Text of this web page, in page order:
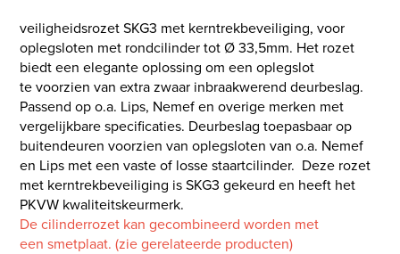
veiligheidsrozet SKG3 met kerntrekbeveiliging, voor
oplegsloten met rondcilinder tot Ø 33,5mm. Het rozet
biedt een elegante oplossing om een oplegslot
te voorzien van extra zwaar inbraakwerend deurbeslag.
Passend op o.a. Lips, Nemef en overige merken met
vergelijkbare specificaties. Deurbeslag toepasbaar op
buitendeuren voorzien van oplegsloten van o.a. Nemef
en Lips met een vaste of losse staartcilinder. Deze rozet
met kerntrekbeveiliging is SKG3 gekeurd en heeft het
PKVW kwaliteitskeurmerk.
De cilinderrozet kan gecombineerd worden met
een smetplaat. (zie gerelateerde producten)